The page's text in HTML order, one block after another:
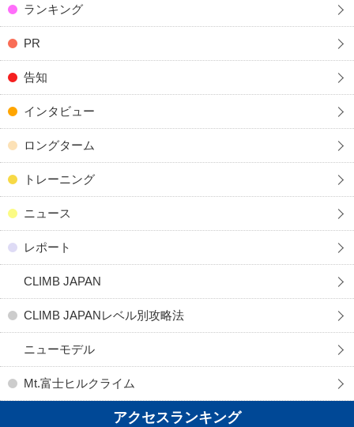
ランキング
PR
告知
インタビュー
ロングターム
トレーニング
ニュース
レポート
CLIMB JAPAN
CLIMB JAPANレベル別攻略法
ニューモデル
Mt.富士ヒルクライム
アクセスランキング